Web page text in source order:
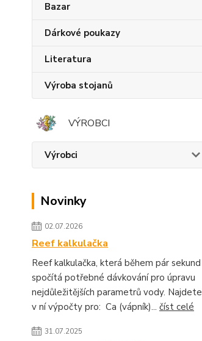
Bazar
Dárkové poukazy
Literatura
Výroba stojanů
VÝROBCI
Výrobci
Novinky
02.07.2026
Reef kalkulačka
Reef kalkulačka, která během pár sekund
spočítá potřebné dávkování pro úpravu
nejdůležitějších parametrů vody. Najdete
v ní výpočty pro: Ca (vápník)... číst celé
31.07.2025